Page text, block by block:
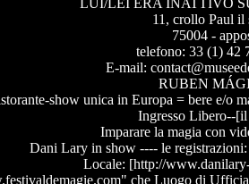
LUI/LEI ERA INATTIVO
11, crollo Paul il
75004 -
telefono: 33 (1) 42
E-mail:
RUBEN
show unica in Europa = bere e/o
Ingresso Libero--
Imparare la magia con
Dani Lary in show ---- le registrazioni:
Locale: [http://
che Luogo di